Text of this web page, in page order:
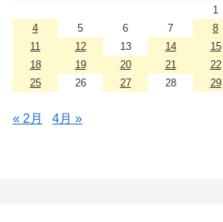
1
4
5 6 7 8
11
12 13 14 15
18
19 20 21 22
25
26 27 28 29
« 2月 4月 »